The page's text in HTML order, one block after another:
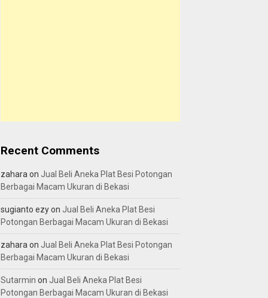
Recent Comments
zahara on Jual Beli Aneka Plat Besi Potongan
Berbagai Macam Ukuran di Bekasi
sugianto ezyon Jual Beli Aneka Plat Besi
Potongan Berbagai Macam Ukuran di Bekasi
zahara on Jual Beli Aneka Plat Besi Potongan
Berbagai Macam Ukuran di Bekasi
Sutarmin on Jual Beli Aneka Plat Besi
Potongan Berbagai Macam Ukuran di Bekasi